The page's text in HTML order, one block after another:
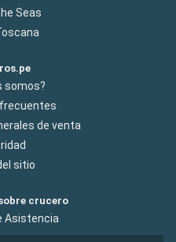
Seas
somos?
de venta
sitio
crucero
Asistencia